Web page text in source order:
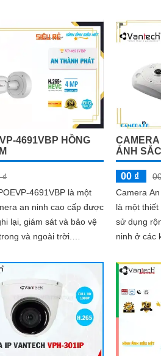
4691VBP HỒNG
₫
4691VBP là một
an ninh cao cấp được
lại, giám sát và bảo vệ
và ngoài trời.
CAMERA
ẢNH
00 ₫
Camera
là một
sử dụng
ninh ở các
phân giải